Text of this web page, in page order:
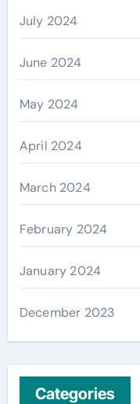
July 2024
June 2024
May 2024
April 2024
March 2024
February 2024
January 2024
December 2023
Categories